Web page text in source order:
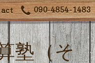
090-4854-1483
塾（そ